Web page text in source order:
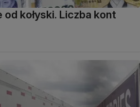
kołyski. Liczba kont